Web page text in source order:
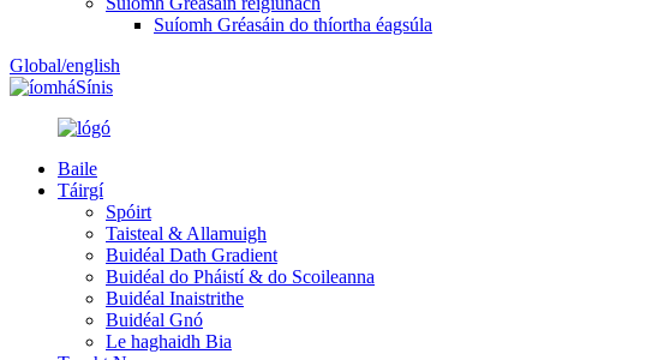
Suíomh Gréasáin do thíortha éagsúla
Global/english
Sínis
Baile
Táirgí
Spóirt
Taisteal & Allamuigh
Buidéal Dath Gradient
Buidéal do Pháistí & do Scoileanna
Buidéal Inaistrithe
Buidéal Gnó
Le haghaidh Bia